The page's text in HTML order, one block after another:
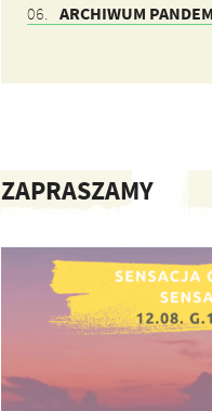
ARCHIWUM
ZAPRASZAMY